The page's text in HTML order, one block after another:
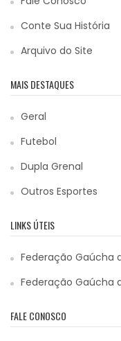
Conte Sua História
Arquivo do Site
MAIS DESTAQUES
Geral
Futebol
Dupla Grenal
Outros Esportes
LINKS ÚTEIS
Federação Gaúcha
Federação Gaúcha
FALE CONOSCO